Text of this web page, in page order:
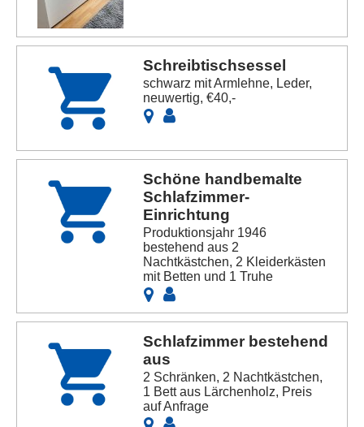
Schreibtischsessel
schwarz mit Armlehne, Leder,
neuwertig, €40,-
Schöne handbemalte
Schlafzimmer-
Einrichtung
Produktionsjahr 1946
bestehend aus 2
Nachtkästchen, 2 Kleiderkästen
mit Betten und 1 Truhe
Schlafzimmer bestehend
aus
2 Schränken, 2 Nachtkästchen,
1 Bett aus Lärchenholz, Preis
auf Anfrage